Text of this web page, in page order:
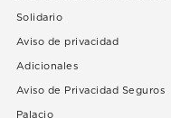
Solidario
Aviso de privacidad
Adicionales
Aviso de Privacidad Seguros
Palacio